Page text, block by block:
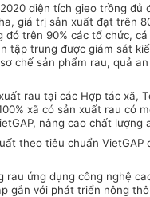
diện tích gieo trồng đủ
giá trị sản xuất đạt trên
trên 90% các tổ chức,
tập trung được giám sát
chế sản phẩm rau, quả
rau tại các Hợp tác xã,
xã có sản xuất rau có
nâng cao chất lượng
theo tiêu chuẩn VietGAP
rau ứng dụng công nghệ
gắn với phát triển nông